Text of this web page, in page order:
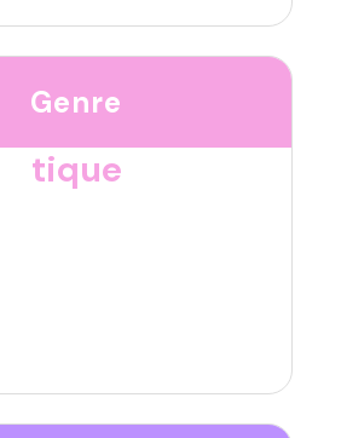
Genre
tique